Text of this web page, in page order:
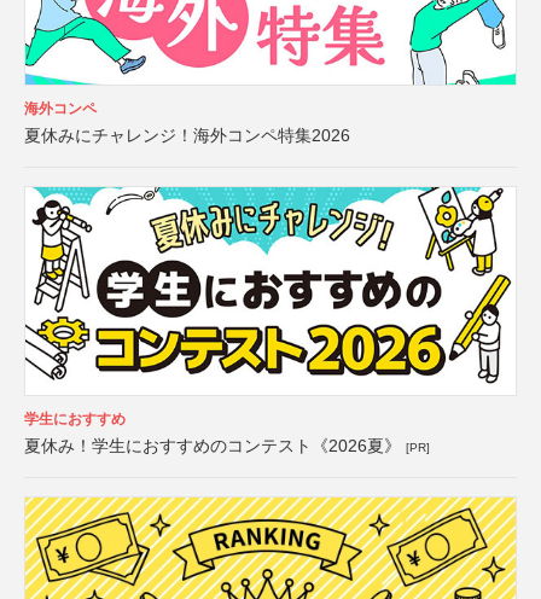
海外コンペ
夏休みにチャレンジ！海外コンペ特集2026
学生におすすめ
夏休み！学生におすすめのコンテスト《2026夏》 [PR]